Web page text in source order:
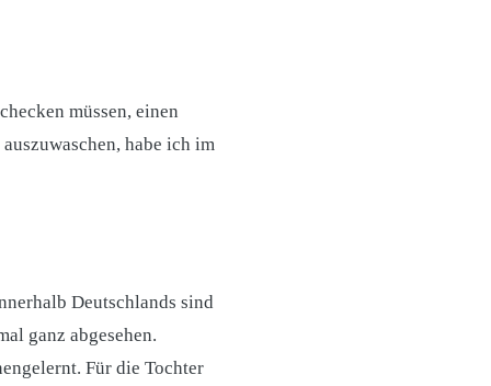
müssen, einen
habe ich im
Deutschlands sind
ganz abgesehen.
Für die Tochter